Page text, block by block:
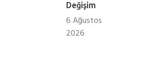
Değişim
6 Ağustos
2026